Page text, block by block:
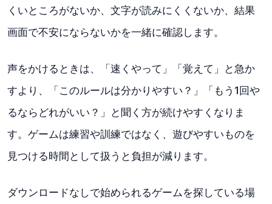
くいところがないか、文字が読みにくくないか、結果
画面で不安にならないかを一緒に確認します。
声をかけるときは、「速くやって」「覚えて」と急か
すより、「このルールは分かりやすい？」「もう1回や
るならどれがいい？」と聞く方が続けやすくなりま
す。ゲームは練習や訓練ではなく、遊びやすいものを
見つける時間として扱うと負担が減ります。
ダウンロードなしで始められるゲームを探している場